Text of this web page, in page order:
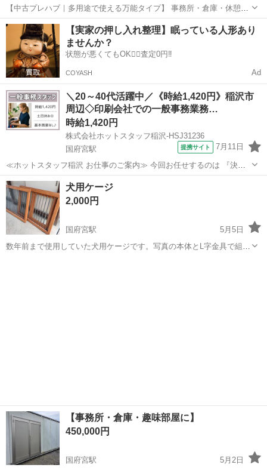
【中古プレハブ｜多用途で使える万能タイプ】 事務所・倉庫・休憩
所・作業部屋・趣味スペースなど、幅広い用途に対応できる中古プレ
ハブです。 シンプルな構造で使い勝手がよく、設置後すぐに活用でき
る実用的な一棟。 ■サイズ 横：約5...
愛知 稲沢市 国府宮駅 その他 プレハブ
【実家の押し入れ整理】眠っている人形あり
ませんか？
状態が悪くてもOK🙆‍♀️査定0円‼️
COYASH Ad
＼20～40代活躍中／《時給1,420円》稲沢市
周辺◇印刷会社での一般事務業務…
時給1,420円
株式会社ホットスタッフ稲沢-HSJ31236
国府宮駅
提携サイト 7月11日
≪ホットスタッフ稲沢 お仕事のご案内≫ 今回お任せするのは 『決め
られたフォーマットへの入力作業!』 ────────────────── ＼お
愛知 国府宮駅 一般事務
犬用ケージ
2,000円
国府宮駅
5月5日
数年前まで使用していた犬用ケージです。写真の本体とL字金具で組み
【事務所・倉庫・趣味部屋に】
450,000円
国府宮駅
5月2日